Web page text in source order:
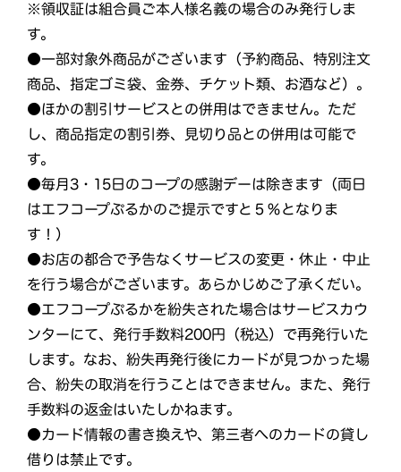
※領収証は組合員ご本人様名義の場合のみ発行しま
す。
●一部対象外商品がございます（予約商品、特別注文
商品、指定ゴミ袋、金券、チケット類、お酒など）。
●ほかの割引サービスとの併用はできません。ただ
し、商品指定の割引券、見切り品との併用は可能で
す。
●毎月3・15日のコープの感謝デーは除きます（両日
はエフコープぷるかのご提示ですと５％となりま
す！）
●お店の都合で予告なくサービスの変更・休止・中止
を行う場合がございます。あらかじめご了承くだい。
●エフコープぷるかを紛失された場合はサービスカウ
ンターにて、発行手数料200円（税込）で再発行いた
します。なお、紛失再発行後にカードが見つかった場
合、紛失の取消を行うことはできません。また、発行
手数料の返金はいたしかねます。
●カード情報の書き換えや、第三者へのカードの貸し
借りは禁止です。